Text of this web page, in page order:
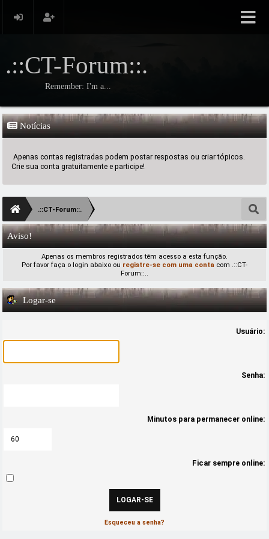
.::CT-Forum::.
Remember: I'm a...
Notícias
Apenas contas registradas podem postar respostas ou criar tópicos.
Crie sua conta gratuitamente e participe!
.::CT-Forum::.
Aviso!
Apenas os membros registrados têm acesso a esta função.
Por favor faça o login abaixo ou registre-se com uma conta com .::CT-
Forum::..
Logar-se
Usuário:
Senha:
Minutos para permanecer online:
Ficar sempre online:
Esqueceu a senha?